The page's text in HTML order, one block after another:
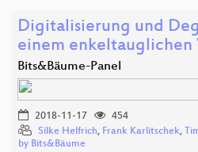
Digitalisierung und
einem
Bits&Bäume-Panel
2018-11-17
454
Silke Helfrich, Frank Karlitschek,
by Bits&Bäume